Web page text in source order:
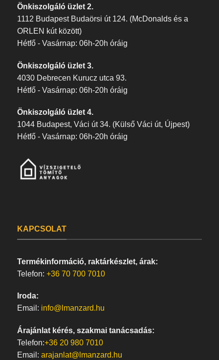
Önkiszolgáló üzlet 2.
1112 Budapest Budaörsi út 124. (McDonalds és a
ORLEN kút között)
Hétfő - Vasárnap: 06h-20h óráig
Önkiszolgáló üzlet 3.
4030 Debrecen Kurucz utca 93.
Hétfő - Vasárnap: 06h-20h óráig
Önkiszolgáló üzlet 4.
1044 Budapest, Váci út 34. (Külső Váci út, Újpest)
Hétfő - Vasárnap: 06h-20h óráig
KAPCSOLAT
Termékinformáció, raktárkészlet, árak:
Telefon: +36 70 700 7010
Iroda:
Email: info@lmanzard.hu
Árajánlat kérés, szakmai tanácsadás:
Telefon:+36 20 980 7010
Email: arajanlat@lmanzard.hu